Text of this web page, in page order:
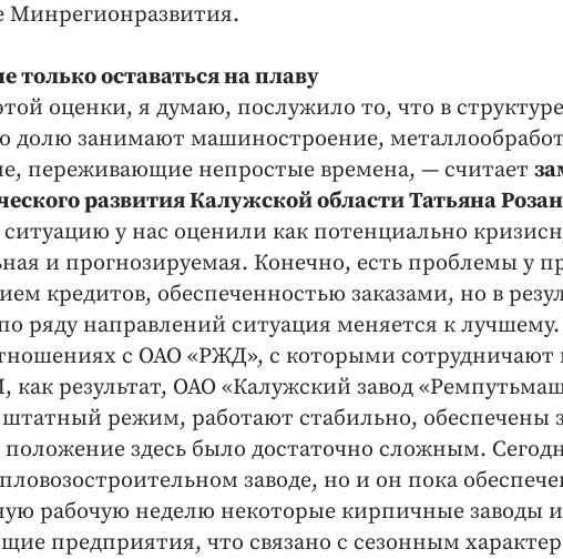
Минрегионразвития.
только оставаться на плаву
оценки, я думаю, послужило то, что в
долю занимают машиностроение,
переживающие непростые времена, — считает
развития Калужской области Татьяна
у нас оценили как потенциально
и прогнозируемая. Конечно, есть проблемы у
кредитов, обеспеченностью заказами, но в
ряду направлений ситуация меняется к
с ОАО «РЖД», с которыми
результат, ОАО «Калужский завод
режим, работают стабильно, обеспечены
положение здесь было достаточно сложным.
заводе, но и он пока
рабочую неделю некоторые кирпичные заводы и
предприятия, что связано с сезонным